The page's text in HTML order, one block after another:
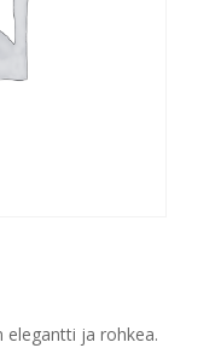
elegantti ja rohkea.